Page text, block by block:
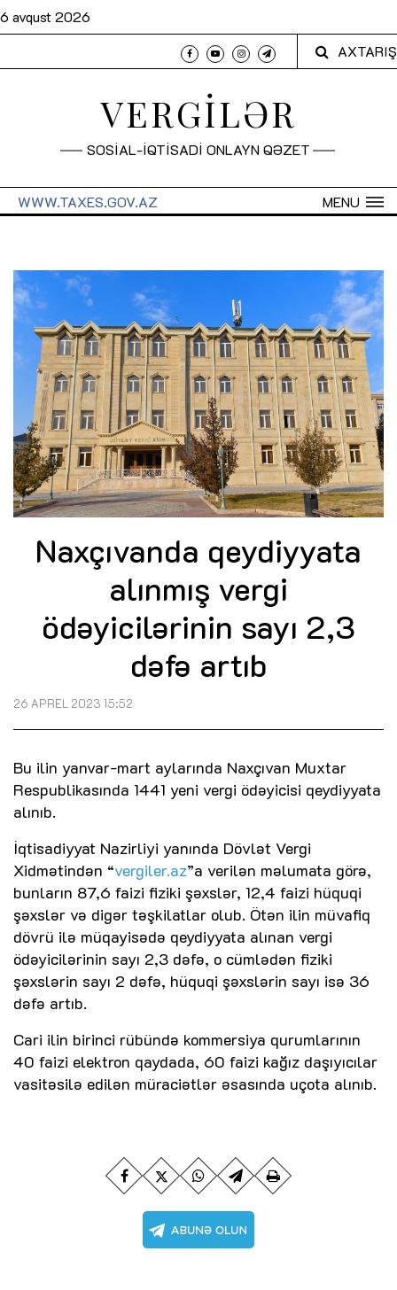
6 avqust 2026
AXTARIŞ
VERGİLƏR
SOSİAL-İQTİSADİ ONLAYN QƏZET
MENU
WWW.TAXES.GOV.AZ
Naxçıvanda qeydiyyata
alınmış vergi
ödəyicilərinin sayı 2,3
dəfə artıb
26 APREL 2023 15:52
Bu ilin yanvar-mart aylarında Naxçıvan Muxtar
Respublikasında 1441 yeni vergi ödəyicisi qeydiyyata
alınıb.
İqtisadiyyat Nazirliyi yanında Dövlət Vergi
Xidmətindən “vergiler.az”a verilən məlumata görə,
bunların 87,6 faizi fiziki şəxslər, 12,4 faizi hüquqi
şəxslər və digər təşkilatlar olub. Ötən ilin müvafiq
dövrü ilə müqayisədə qeydiyyata alınan vergi
ödəyicilərinin sayı 2,3 dəfə, o cümlədən fiziki
şəxslərin sayı 2 dəfə, hüquqi şəxslərin sayı isə 36
dəfə artıb.
Cari ilin birinci rübündə kommersiya qurumlarının
40 faizi elektron qaydada, 60 faizi kağız daşıyıcılar
vasitəsilə edilən müraciətlər əsasında uçota alınıb.